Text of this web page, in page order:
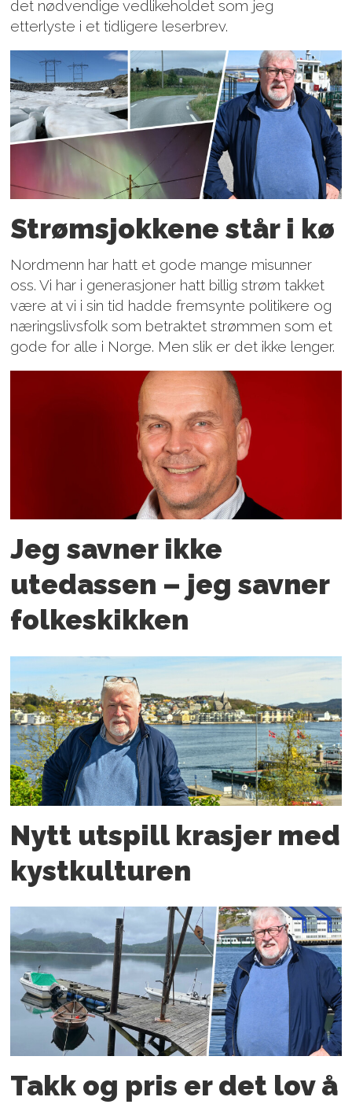
det nødvendige vedlikeholdet som jeg
etterlyste i et tidligere leserbrev.
Strømsjokkene står i kø
Nordmenn har hatt et gode mange misunner
oss. Vi har i generasjoner hatt billig strøm takket
være at vi i sin tid hadde fremsynte politikere og
næringslivsfolk som betraktet strømmen som et
gode for alle i Norge. Men slik er det ikke lenger.
Jeg savner ikke
utedassen – jeg savner
folkeskikken
Nytt utspill krasjer med
kystkulturen
Takk og pris er det lov å